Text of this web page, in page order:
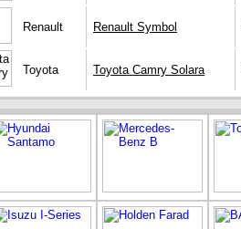
Renault Renault Symbol
Toyota Toyota Camry Solara